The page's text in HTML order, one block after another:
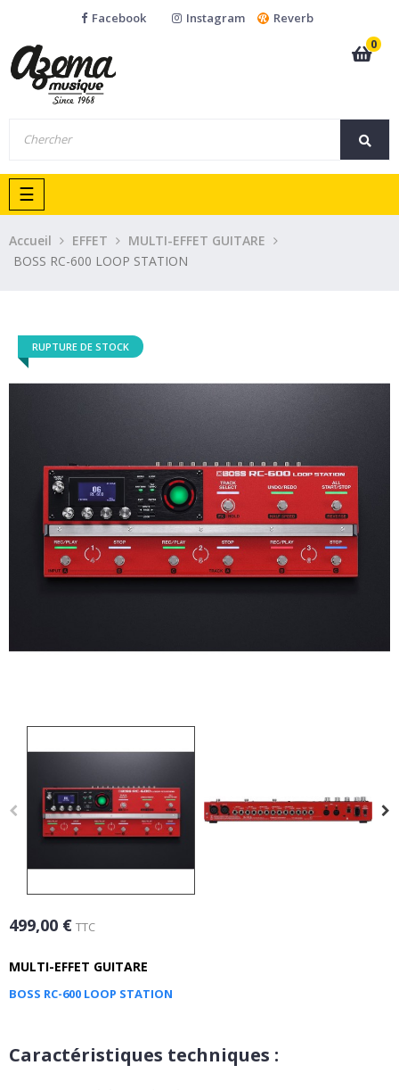
Facebook Instagram
Reverb
0
Basculer
la
navigation
☰
Accueil EFFET
MULTI-EFFET GUITARE
BOSS RC-600 LOOP STATION
RUPTURE DE STOCK
499,00 € TTC
MULTI-EFFET GUITARE
BOSS RC-600 LOOP STATION
Caractéristiques techniques :